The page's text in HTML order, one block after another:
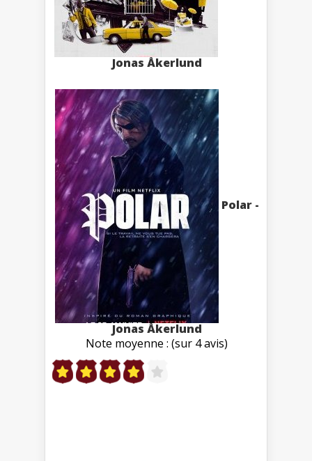
Jonas Åkerlund
Polar -
Jonas Åkerlund
Note moyenne : (sur 4 avis)